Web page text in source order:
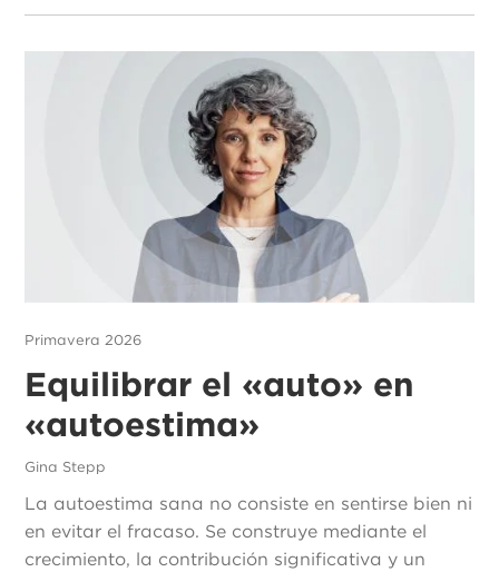
Primavera 2026
Equilibrar el «auto» en
«autoestima»
Gina Stepp
La autoestima sana no consiste en sentirse bien ni
en evitar el fracaso. Se construye mediante el
crecimiento, la contribución significativa y un